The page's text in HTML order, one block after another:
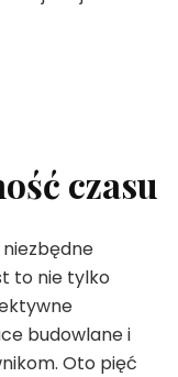
czasu
to nie tylko
budowlane i
Oto pięć